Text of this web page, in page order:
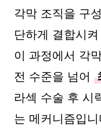
각막 조직을 구
단하게 결합시
이 과정에서 각
전 수준을 넘어
라섹 수술 후 시
는 메커니즘입니